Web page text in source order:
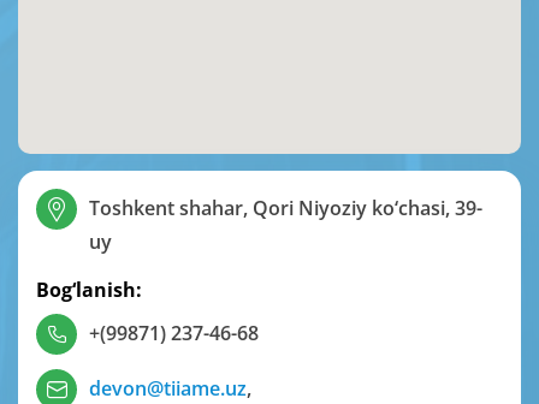
Toshkent shahar, Qori Niyoziy ko‘chasi, 39-
uy
Bog‘lanish:
+(99871) 237-46-68
devon@tiiame.uz,